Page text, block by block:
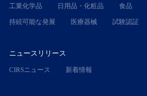
工業化学品 日用品・化粧品 食品
持続可能な発展 医療器械 試験認証
ニュースリリース
CIRSニュース 新着情報